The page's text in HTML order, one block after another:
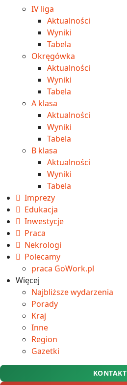
IV liga
Aktualności
Wyniki
Tabela
Okręgówka
Aktualności
Wyniki
Tabela
A klasa
Aktualności
Wyniki
Tabela
B klasa
Aktualności
Wyniki
Tabela
Imprezy
Edukacja
Inwestycje
Praca
Nekrologi
Polecamy
praca GoWork.pl
Więcej
Najbliższe wydarzenia
Porady
Kraj
Inne
Region
Gazetki
KONTAKT